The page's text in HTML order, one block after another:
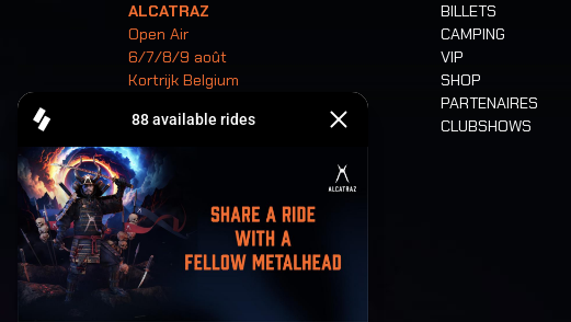
ALCATRAZ
Open Air
6/7/8/9 août
Kortrijk Belgium
Billets
BILLETS
CAMPING
VIP
SHOP
PARTENAIRES
CLUBSHOWS